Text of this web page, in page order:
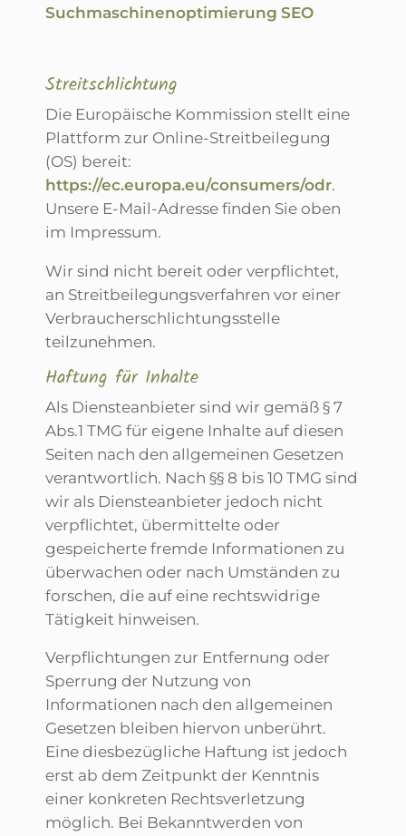
Suchmaschinenoptimierung SEO
Streitschlichtung
Die Europäische Kommission stellt eine
Plattform zur Online-Streitbeilegung
(OS) bereit:
https://ec.europa.eu/consumers/odr.
Unsere E-Mail-Adresse finden Sie oben
im Impressum.
Wir sind nicht bereit oder verpflichtet,
an Streitbeilegungsverfahren vor einer
Verbraucherschlichtungsstelle
teilzunehmen.
Haftung für Inhalte
Als Diensteanbieter sind wir gemäß § 7
Abs.1 TMG für eigene Inhalte auf diesen
Seiten nach den allgemeinen Gesetzen
verantwortlich. Nach §§ 8 bis 10 TMG sind
wir als Diensteanbieter jedoch nicht
verpflichtet, übermittelte oder
gespeicherte fremde Informationen zu
überwachen oder nach Umständen zu
forschen, die auf eine rechtswidrige
Tätigkeit hinweisen.
Verpflichtungen zur Entfernung oder
Sperrung der Nutzung von
Informationen nach den allgemeinen
Gesetzen bleiben hiervon unberührt.
Eine diesbezügliche Haftung ist jedoch
erst ab dem Zeitpunkt der Kenntnis
einer konkreten Rechtsverletzung
möglich. Bei Bekanntwerden von